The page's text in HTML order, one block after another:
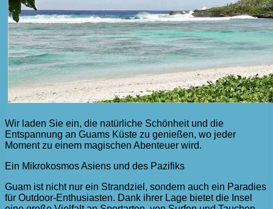
Wir laden Sie ein, die natürliche Schönheit und die
Entspannung an Guams Küste zu genießen, wo jeder
Moment zu einem magischen Abenteuer wird.
Ein Mikrokosmos Asiens und des Pazifiks
Guam ist nicht nur ein Strandziel, sondern auch ein Paradies
für Outdoor-Enthusiasten. Dank ihrer Lage bietet die Insel